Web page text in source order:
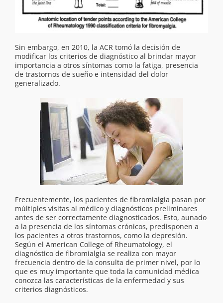
Sin embargo, en 2010, la ACR tomó la decisión de
modificar los criterios de diagnóstico al brindar mayor
importancia a otros síntomas como la fatiga, presencia
de trastornos de sueño e intensidad del dolor
generalizado.
Frecuentemente, los pacientes de fibromialgia pasan por
múltiples visitas al médico y diagnósticos preliminares
antes de ser correctamente diagnosticados. Esto, aunado
a la presencia de los síntomas crónicos, predisponen a
los pacientes a otros trastornos, como la depresión.
Según el American College of Rheumatology, el
diagnóstico de fibromialgia se realiza con mayor
frecuencia dentro de la consulta de primer nivel, por lo
que es muy importante que toda la comunidad médica
conozca las características de la enfermedad y sus
criterios diagnósticos.